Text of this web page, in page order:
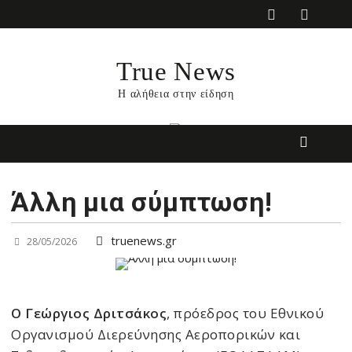
to
True News
Η αλήθεια στην είδηση
Άλλη μια σύμπτωση!
28/05/2026 truenews.gr
Ο Γεώργιος Δριτσάκος, πρόεδρος του Εθνικού
Οργανισμού Διερεύνησης Αεροπορικών και